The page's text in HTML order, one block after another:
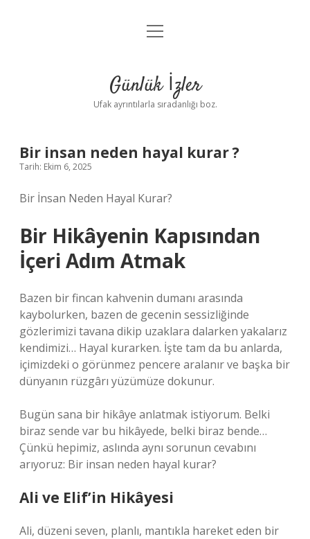
Anasayfa
Yasal Uyarı
menüyü
Günlük İzler
Ufak ayrıntılarla sıradanlığı boz.
Bir insan neden hayal kurar ?
Tarih: Ekim 6, 2025
Bir İnsan Neden Hayal Kurar?
Bir Hikâyenin Kapısından
İçeri Adım Atmak
Bazen bir fincan kahvenin dumanı arasında
kaybolurken, bazen de gecenin sessizliğinde
gözlerimizi tavana dikip uzaklara dalarken yakalarız
kendimizi… Hayal kurarken. İşte tam da bu anlarda,
içimizdeki o görünmez pencere aralanır ve başka bir
dünyanın rüzgârı yüzümüze dokunur.
Bugün sana bir hikâye anlatmak istiyorum. Belki
biraz sende var bu hikâyede, belki biraz bende…
Çünkü hepimiz, aslında aynı sorunun cevabını
arıyoruz: Bir insan neden hayal kurar?
Ali ve Elif’in Hikâyesi
Ali, düzeni seven, planlı, mantıkla hareket eden bir